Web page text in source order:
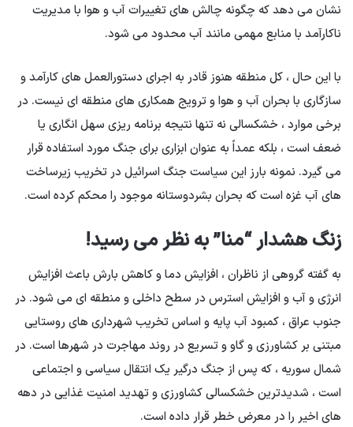
نشان می دهد که چگونه چالش های تغییرات آب و هوا با مدیریت
ناکارآمد با منابع مهمی مانند آب محدود می شود.
با این حال ، کل منطقه هنوز قادر به اجرای دستورالعمل های کارآمد و
سازگاری با بحران آب و هوا و ترویج همکاری های منطقه ای نیست. در
برخی موارد ، خشکسالی نه تنها نتیجه برنامه ریزی سهل انگاری یا
ضعف است ، بلکه عمداً به عنوان ابزاری برای جنگ مورد استفاده قرار
می گیرد. نمونه بارز این سیاست جنگ اسرائیل در تخریب زیرساخت
های آب غزه است که بحران بشردوستانه موجود را محکم کرده است.
زنگ هشدار “منا” به نظر می رسید!
به گفته گروهی از ناظران ، افزایش دما و کاهش بارش باعث افزایش
انرژی و آب و افزایش استرس در سطح داخلی و منطقه ای می شود. در
جنوب عراق ، کمبود آب پایه و اساس تخریب شهرداری های روستایی
مبتنی بر کشاورزی و گاو و تسریع در روند مهاجرت در شهرها است. در
شمال سوریه ، که پس از جنگ درگیر یک انتقال سیاسی و اجتماعی
است ، شدیدترین خشکسالی کشاورزی و تهدید امنیت غذایی در دهه
های اخیر را در معرض خطر قرار داده است.